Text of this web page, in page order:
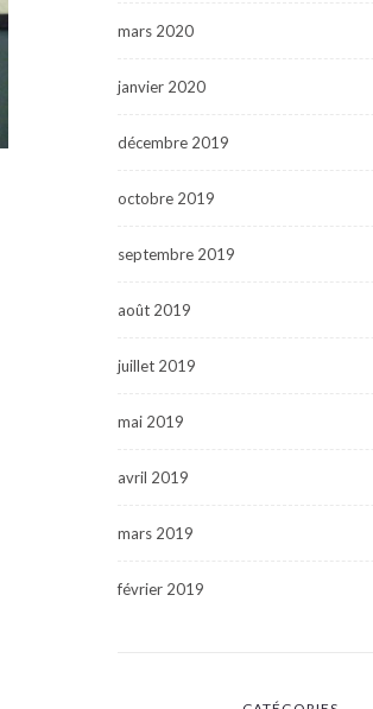
mars 2020
janvier 2020
décembre 2019
octobre 2019
septembre 2019
août 2019
juillet 2019
mai 2019
avril 2019
mars 2019
février 2019